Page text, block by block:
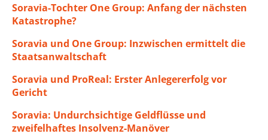
Soravia-Tochter One Group: Anfang der nächsten
Katastrophe?
Soravia und One Group: Inzwischen ermittelt die
Staatsanwaltschaft
Soravia und ProReal: Erster Anlegererfolg vor
Gericht
Soravia: Undurchsichtige Geldflüsse und
zweifelhaftes Insolvenz-Manöver